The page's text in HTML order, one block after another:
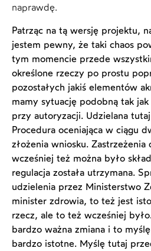
naprawdę.
Patrząc na tą wersję projektu,
jestem pewny, że taki chaos
tym momencie przede
określone rzeczy po prostu
pozostałych jakiś elementów
mamy sytuację podobną tak
przy autoryzacji. Udzielana
Procedura oceniająca w ciągu
złożenia wniosku.
wcześniej też można było
regulacja została utrzymana.
udzielenia przez Ministerstwo
minister zdrowia, to też jest
rzecz, ale to też wcześniej
bardzo ważna zmiana i to
bardzo istotne. Myślę tutaj